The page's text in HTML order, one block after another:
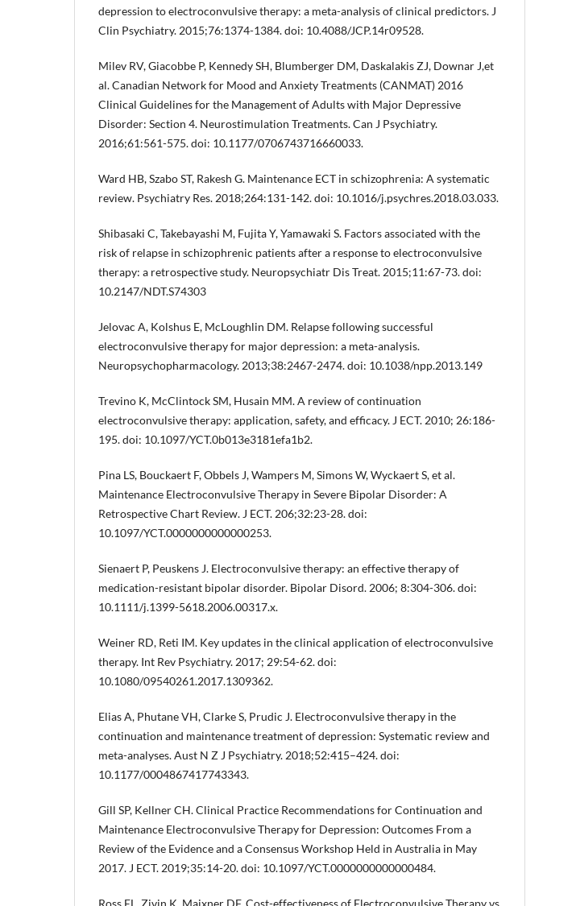
depression to electroconvulsive therapy: a meta-analysis of clinical predictors. J
Clin Psychiatry. 2015;76:1374-1384. doi: 10.4088/JCP.14r09528.
Milev RV, Giacobbe P, Kennedy SH, Blumberger DM, Daskalakis ZJ, Downar J,et
al. Canadian Network for Mood and Anxiety Treatments (CANMAT) 2016
Clinical Guidelines for the Management of Adults with Major Depressive
Disorder: Section 4. Neurostimulation Treatments. Can J Psychiatry.
2016;61:561-575. doi: 10.1177/0706743716660033.
Ward HB, Szabo ST, Rakesh G. Maintenance ECT in schizophrenia: A systematic
review. Psychiatry Res. 2018;264:131-142. doi: 10.1016/j.psychres.2018.03.033.
Shibasaki C, Takebayashi M, Fujita Y, Yamawaki S. Factors associated with the
risk of relapse in schizophrenic patients after a response to electroconvulsive
therapy: a retrospective study. Neuropsychiatr Dis Treat. 2015;11:67-73. doi:
10.2147/NDT.S74303
Jelovac A, Kolshus E, McLoughlin DM. Relapse following successful
electroconvulsive therapy for major depression: a meta-analysis.
Neuropsychopharmacology. 2013;38:2467-2474. doi: 10.1038/npp.2013.149
Trevino K, McClintock SM, Husain MM. A review of continuation
electroconvulsive therapy: application, safety, and efficacy. J ECT. 2010; 26:186-
195. doi: 10.1097/YCT.0b013e3181efa1b2.
Pina LS, Bouckaert F, Obbels J, Wampers M, Simons W, Wyckaert S, et al.
Maintenance Electroconvulsive Therapy in Severe Bipolar Disorder: A
Retrospective Chart Review. J ECT. 206;32:23-28. doi:
10.1097/YCT.0000000000000253.
Sienaert P, Peuskens J. Electroconvulsive therapy: an effective therapy of
medication-resistant bipolar disorder. Bipolar Disord. 2006; 8:304-306. doi:
10.1111/j.1399-5618.2006.00317.x.
Weiner RD, Reti IM. Key updates in the clinical application of electroconvulsive
therapy. Int Rev Psychiatry. 2017; 29:54-62. doi:
10.1080/09540261.2017.1309362.
Elias A, Phutane VH, Clarke S, Prudic J. Electroconvulsive therapy in the
continuation and maintenance treatment of depression: Systematic review and
meta-analyses. Aust N Z J Psychiatry. 2018;52:415–424. doi:
10.1177/0004867417743343.
Gill SP, Kellner CH. Clinical Practice Recommendations for Continuation and
Maintenance Electroconvulsive Therapy for Depression: Outcomes From a
Review of the Evidence and a Consensus Workshop Held in Australia in May
2017. J ECT. 2019;35:14-20. doi: 10.1097/YCT.0000000000000484.
Ross EL, Zivin K, Maixner DF. Cost-effectiveness of Electroconvulsive Therapy vs